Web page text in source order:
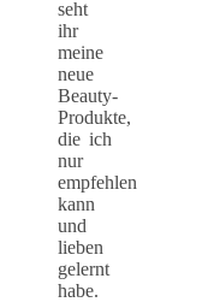
seht
ihr
meine
neue
Beauty-
Produkte,
die ich
nur
empfehlen
kann
und
lieben
gelernt
habe.